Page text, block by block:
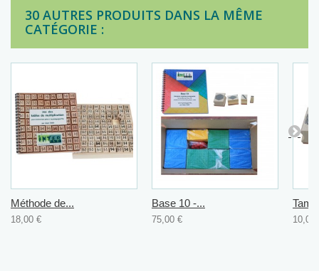
30 AUTRES PRODUITS DANS LA MÊME
CATÉGORIE :
Méthode de...
18,00 €
Base 10 -...
75,00 € 10,00